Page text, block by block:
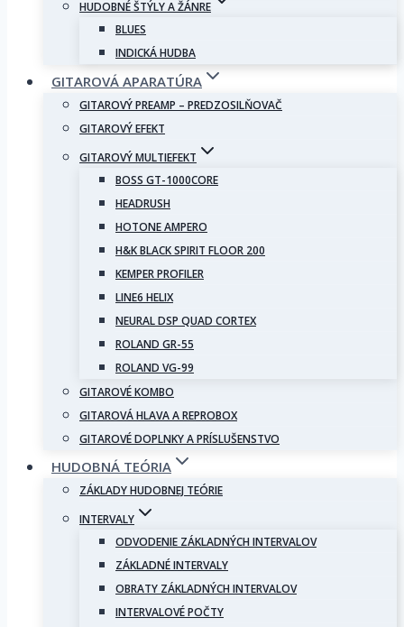
HUDOBNÉ ŠTÝLY A ŽÁNRE
BLUES
INDICKÁ HUDBA
GITAROVÁ APARATÚRA
GITAROVÝ PREAMP – PREDZOSILŇOVAČ
GITAROVÝ EFEKT
GITAROVÝ MULTIEFEKT
BOSS GT-1000CORE
HEADRUSH
HOTONE AMPERO
H&K BLACK SPIRIT FLOOR 200
KEMPER PROFILER
LINE6 HELIX
NEURAL DSP QUAD CORTEX
ROLAND GR-55
ROLAND VG-99
GITAROVÉ KOMBO
GITAROVÁ HLAVA A REPROBOX
GITAROVÉ DOPLNKY A PRÍSLUŠENSTVO
HUDOBNÁ TEÓRIA
ZÁKLADY HUDOBNEJ TEÓRIE
INTERVALY
ODVODENIE ZÁKLADNÝCH INTERVALOV
ZÁKLADNÉ INTERVALY
OBRATY ZÁKLADNÝCH INTERVALOV
INTERVALOVÉ POČTY